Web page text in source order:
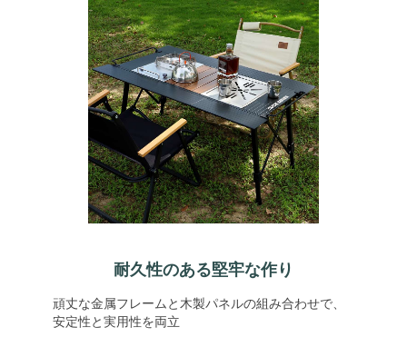
耐久性のある堅牢な作り
頑丈な金属フレームと木製パネルの組み合わせで、
安定性と実用性を両立